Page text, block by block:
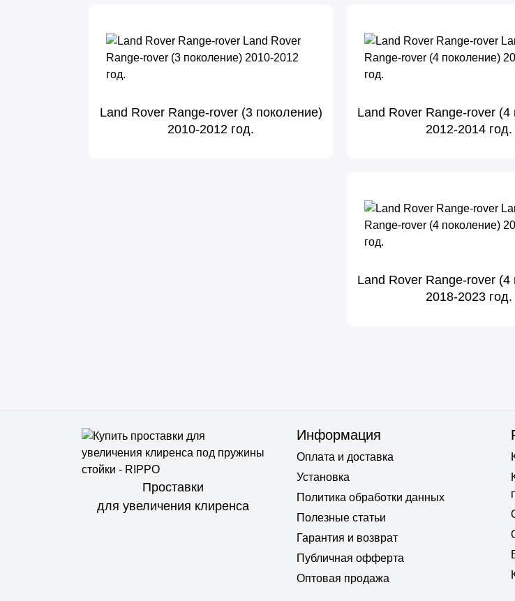
Land Rover Range-rover (3 поколение)
2010-2012 год.
Land Rover Range-rover (4
2012-2014 год.
Land Rover Range-rover (4
2018-2023 год.
Проставки
для увеличения клиренса
Информация
Оплата и доставка
Установка
Политика обработки данных
Полезные статьи
Гарантия и возврат
Публичная офферта
Оптовая продажа